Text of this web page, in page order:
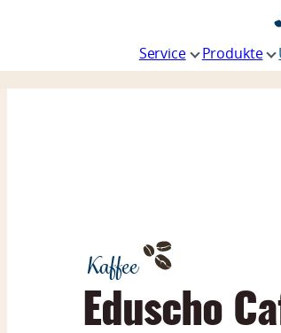
Service Produkte
Kaffee
Eduscho